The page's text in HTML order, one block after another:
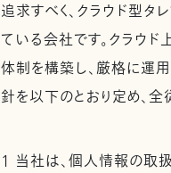
追求すべく、クラウド型タ
ている会社です。クラウ
体制を構築し、厳格に運
針を以下のとおり定め、
1 当社は、個人情報の取